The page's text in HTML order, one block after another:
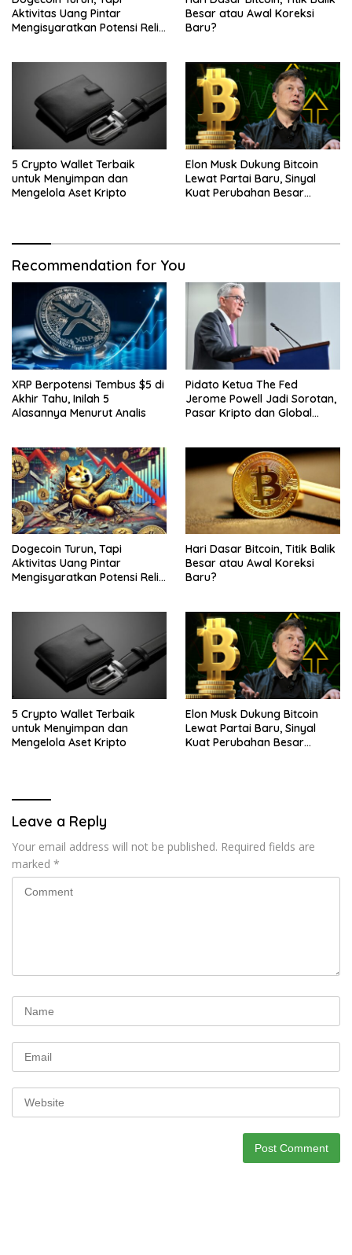
Aktivitas Uang Pintar
Mengisyaratkan Potensi Reli
Besar atau Awal Koreksi
Baru?
5 Crypto Wallet Terbaik
untuk Menyimpan dan
Mengelola Aset Kripto
Elon Musk Dukung Bitcoin
Lewat Partai Baru, Sinyal
Kuat Perubahan Besar
Recommendation for You
XRP Berpotensi Tembus $5 di
Akhir Tahu, Inilah 5
Alasannya Menurut Analis
Pidato Ketua The Fed
Jerome Powell Jadi Sorotan,
Pasar Kripto dan Global
Dogecoin Turun, Tapi
Aktivitas Uang Pintar
Mengisyaratkan Potensi Reli
Hari Dasar Bitcoin, Titik Balik
Besar atau Awal Koreksi
Baru?
5 Crypto Wallet Terbaik
untuk Menyimpan dan
Mengelola Aset Kripto
Elon Musk Dukung Bitcoin
Lewat Partai Baru, Sinyal
Kuat Perubahan Besar
Leave a Reply
Your email address will not be published. Required fields are
marked *